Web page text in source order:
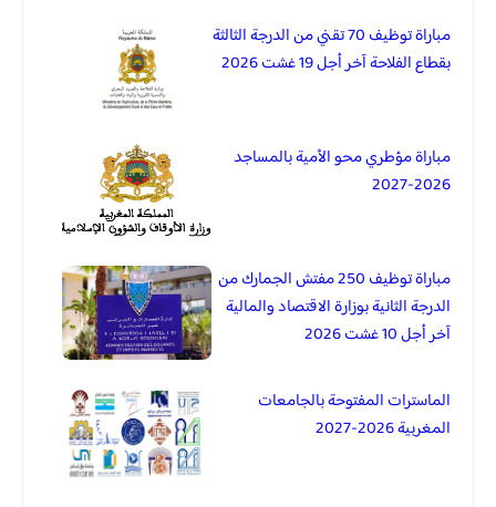
مباراة توظيف 70 تقني من الدرجة الثالثة
بقطاع الفلاحة آخر أجل 19 غشت 2026
مباراة مؤطري محو الأمية بالمساجد
2026-2027
مباراة توظيف 250 مفتش الجمارك من
الدرجة الثانية بوزارة الاقتصاد والمالية
آخر أجل 10 غشت 2026
الماسترات المفتوحة بالجامعات
المغربية 2026-2027